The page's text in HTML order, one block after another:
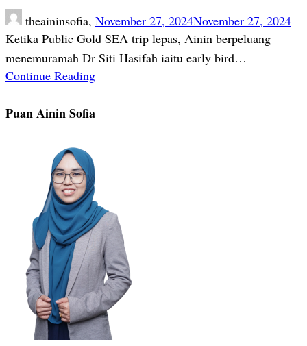
theaininsofia, November 27, 2024November 27, 2024
Ketika Public Gold SEA trip lepas, Ainin berpeluang
menemuramah Dr Siti Hasifah iaitu early bird…
Continue Reading
Puan Ainin Sofia